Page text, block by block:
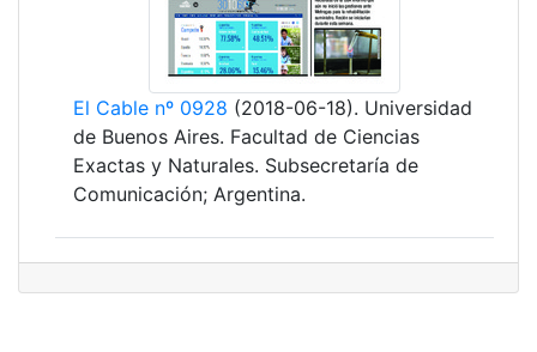
El Cable nº 0928 (2018-06-18). Universidad
de Buenos Aires. Facultad de Ciencias
Exactas y Naturales. Subsecretaría de
Comunicación; Argentina.